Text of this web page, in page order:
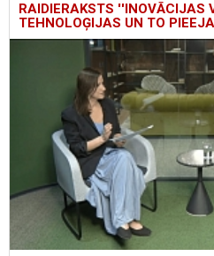
RAIDIERAKSTS ''INOVĀCIJAS
TEHNOLOĢIJAS UN TO